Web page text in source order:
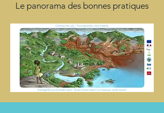
Le panorama des bonnes pratiques